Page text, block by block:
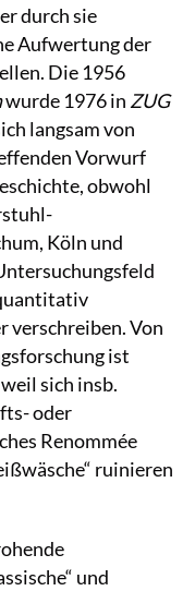
durch sie
Aufwertung der
Die 1956
wurde 1976 in ZUG
langsam von
Vorwurf
obwohl
Köln und
Von
ist
sich insb.
oder
Renommée
ruinieren
und